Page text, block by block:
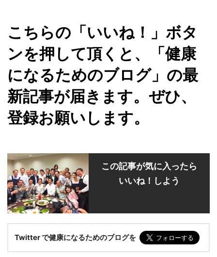
こちらの「いいね！」ボタ
ンを押して頂くと、「健康
になるためのブログ」の最
新記事が届きます。ぜひ、
登録お願いします。
この記事が気に入ったら
いいね！しよう
Twitter で健康になるためのブログを